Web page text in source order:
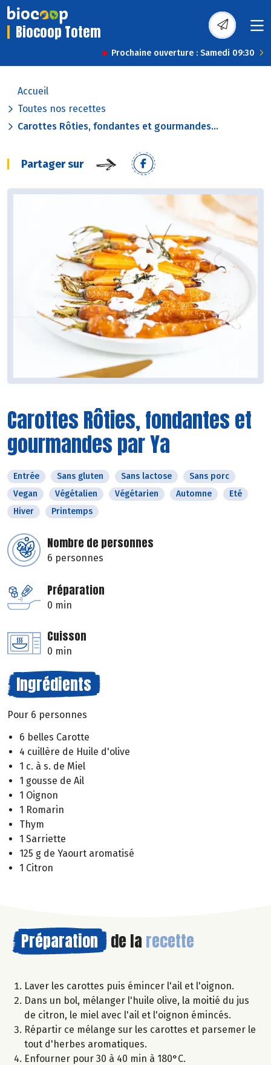
Biocoop Totem
Prochaine ouverture : Samedi 09:30
Accueil
Toutes nos recettes
Carottes Rôties, fondantes et gourmandes...
Partager sur
Carottes Rôties, fondantes et
gourmandes par Ya
Entrée Sans gluten Sans lactose
Sans porc
Vegan
Végétalien Végétarien Automne
Eté
Hiver
Printemps
Nombre de personnes
6 personnes
Préparation
0 min
Cuisson
0 min
Ingrédients
Pour 6 personnes
6 belles Carotte
4 cuillère de Huile d'olive
1 c. à s. de Miel
1 gousse de Ail
1 Oignon
1 Romarin
Thym
1 Sarriette
125 g de Yaourt aromatisé
1 Citron
Préparation de la recette
Laver les carottes puis émincer l'ail et l'oignon.
Dans un bol, mélanger l'huile olive, la moitié du jus
de citron, le miel avec l'ail et l'oignon émincés.
Répartir ce mélange sur les carottes et parsemer le
tout d'herbes aromatiques.
Enfourner pour 30 à 40 min à 180°C.